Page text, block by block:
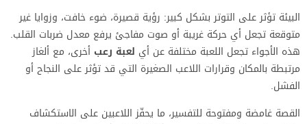
البيئة تؤثر على التوتر بشكل كبير: رؤية قصيرة، ضوء خافت، وزوايا غير
متوقعة تجعل أي حركة غريبة أو صوت مفاجئ يرفع معدل ضربات القلب.
هذه الأجواء تجعل اللعبة مختلفة عن أي لعبة رعب أخرى، مع ألغاز
مرتبطة بالمكان وقرارات اللاعب الصغيرة التي قد تؤثر على النجاح أو
الفشل.
القصة غامضة ومفتوحة للتفسير، ما يحفّز اللاعبين على الاستكشاف